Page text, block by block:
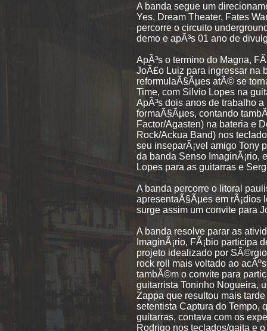
A banda segue um
Yes, Dream Theater, Fates
percorre o circuito
demo e apÃ³s 01 ano de
ApÃ³s o termino do Magna,
JoÃ£o Luiz para ingressar na
reformulaÃ§Ãµes atÃ© se
Time, com Silvio Lopes na
ApÃ³s dois anos de trabalho
formaÃ§Ãµes, contando
Factor/Agasten) na bateria e
Rock/Ackua Band) nos
seu inseparÃ¡vel amigo Tony
da banda Senso ImaginÃ¡rio,
Lopes para as guitarras e
A banda percorre o litoral
apresentaÃ§Ãµes em rÃ¡dios
surge assim um convite para
A banda resolve parar as
ImaginÃ¡rio, FÃ¡bio participa
projeto idealizado por
rock roll mais voltado ao
tambÃ©m o convite para
guitarrista Toninho Nogueira,
Zappa que resultou mais
setentista Captura do Tempo,
guitarras, contava com os
Rodrigo nos teclados/gaita e